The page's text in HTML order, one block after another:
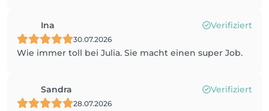
Ina Verifiziert
30.07.2026
Wie immer toll bei Julia. Sie macht einen super Job.
Sandra Verifiziert
28.07.2026